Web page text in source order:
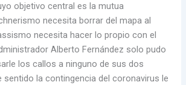
objetivo central es la mutua
necesita borrar del mapa al
necesita hacer lo propio con el
Alberto Fernández solo pudo
los callos a ninguno de sus dos
sentido la contingencia del coronavirus le